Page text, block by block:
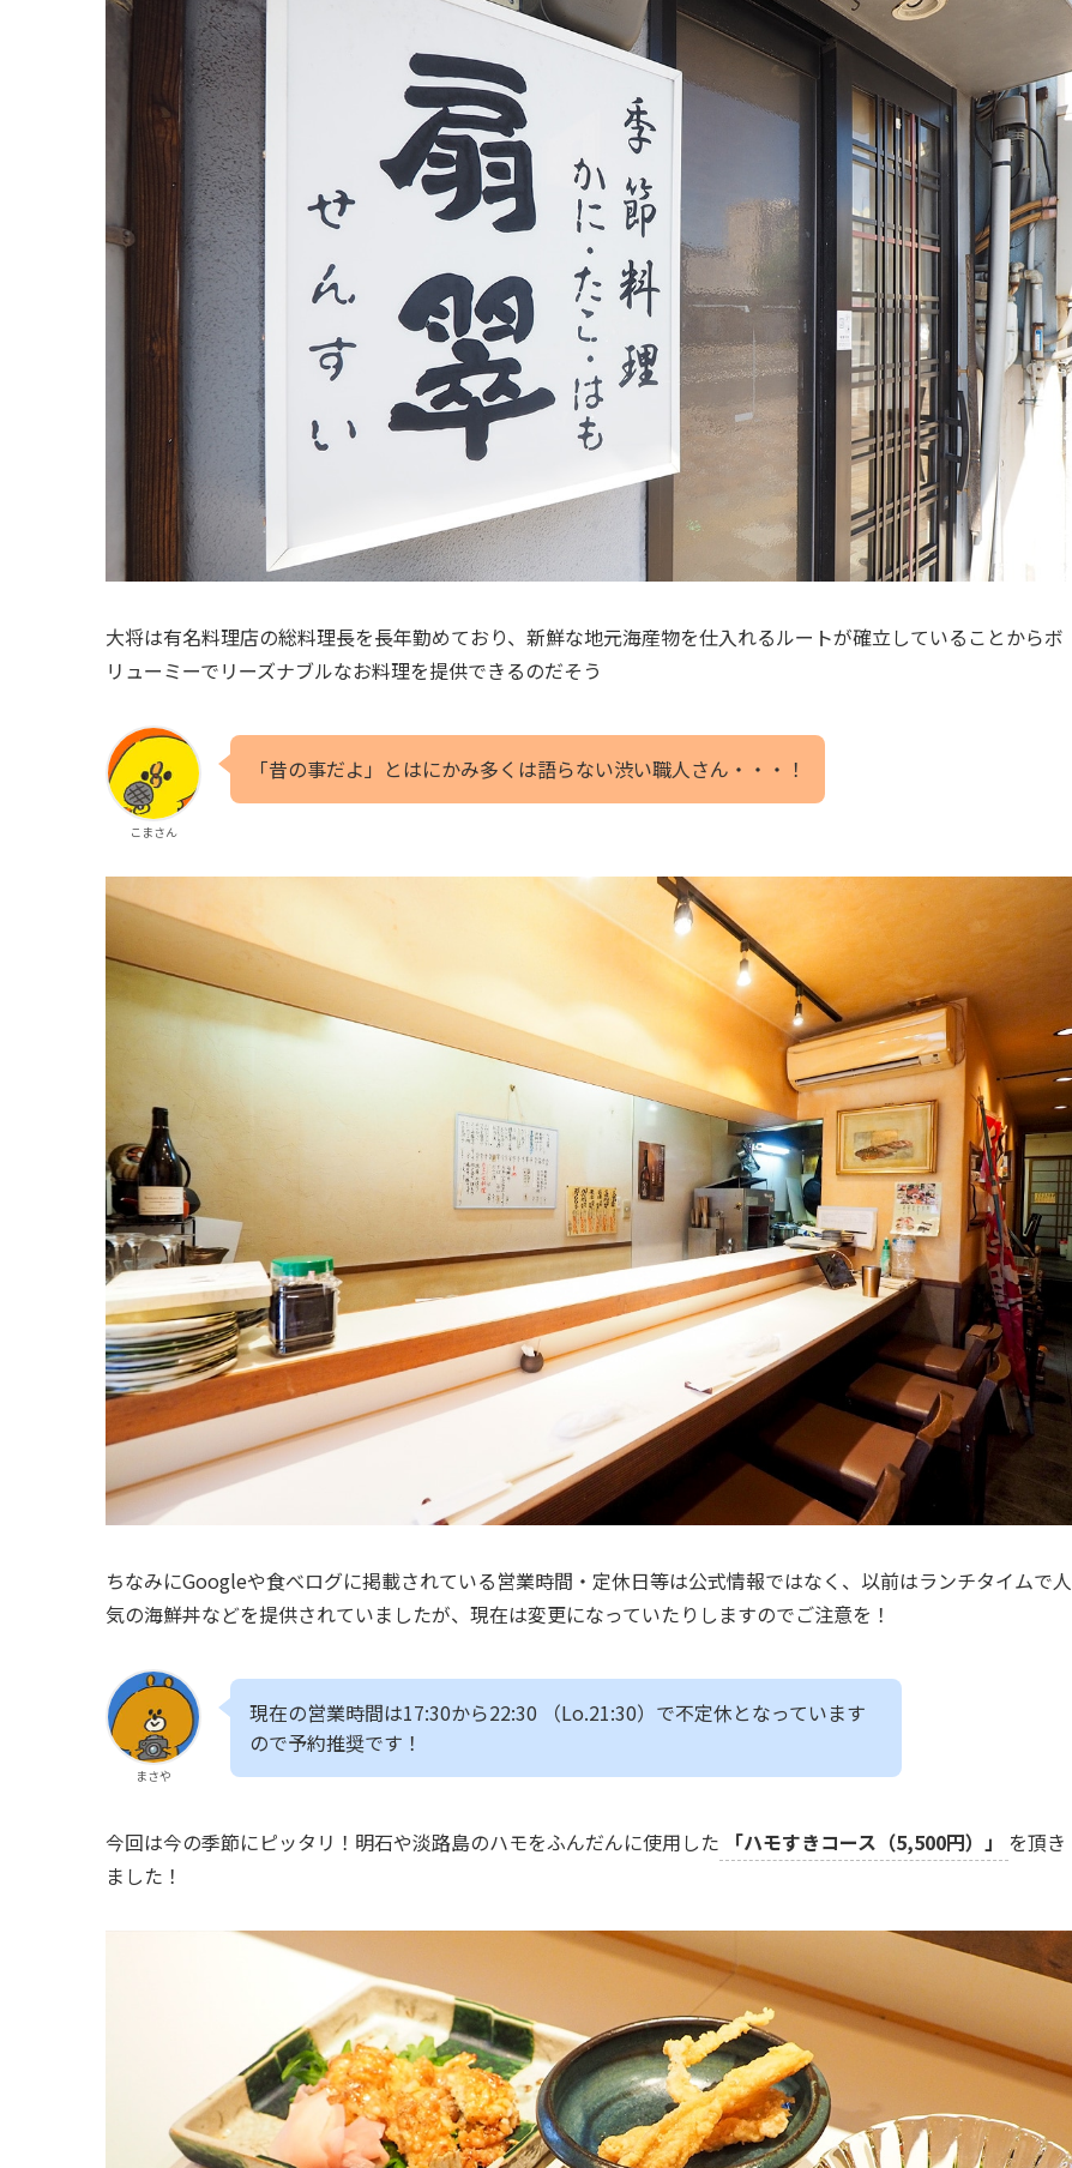
大将は有名料理店の総料理長を長年勤めており、新鮮な地元海産物を仕入れるルートが確立していることからボ
リューミーでリーズナブルなお料理を提供できるのだそう
こまさん
「昔の事だよ」とはにかみ多くは語らない渋い職人さん・・・！
ちなみにGoogleや食べログに掲載されている営業時間・定休日等は公式情報ではなく、以前はランチタイムで人
気の海鮮丼などを提供されていましたが、現在は変更になっていたりしますのでご注意を！
まさや
現在の営業時間は17:30から22:30 （Lo.21:30）で不定休となっています
ので予約推奨です！
今回は今の季節にピッタリ！明石や淡路島のハモをふんだんに使用した 「ハモすきコース（5,500円）」
を頂き
ました！